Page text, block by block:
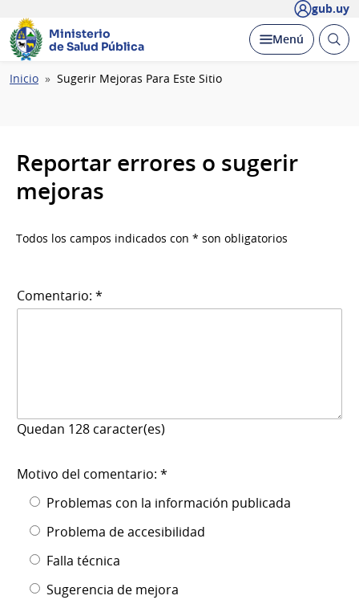
gub.uy
Ministerio
de Salud Pública
Desplegar
Menú Abrir
Ruta
Inicio Sugerir Mejoras Para Este Sitio
Reportar errores o sugerir
mejoras
Todos los campos indicados con * son obligatorios
Comentario: *
Quedan 128 caracter(es)
Motivo del comentario: *
Problemas con la información publicada
Problema de accesibilidad
Falla técnica
Sugerencia de mejora